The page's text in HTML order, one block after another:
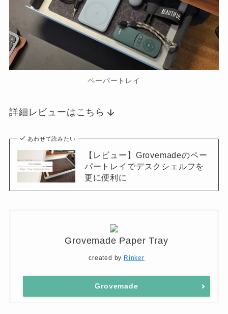
ペーパートレイ
詳細レビューはこちら
あわせて読みたい
【レビュー】Grovemadeのペー
パートレイでデスクシェルフを
更に便利に
Grovemade Paper Tray
created by Rinker
Grovemade